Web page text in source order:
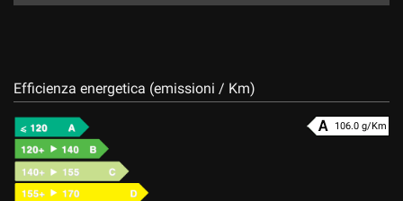
Efficienza energetica (emissioni / Km)
106.0 g/Km